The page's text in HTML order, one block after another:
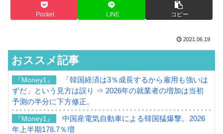
Pocket LINE コピー
2021.06.19
おススメ記事
『Money1』
「韓国経済は3％成長するから雇用も強いは
ずだ」という見方は誤り ⇒ 2026年の就業者の増加は当初
予測の半分に下方修正。
『Money1』
中国産電気自動車による韓国猛爆撃。2026
年上半期178.7％増